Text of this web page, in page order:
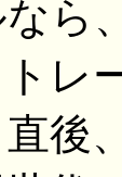
ら
レ
後